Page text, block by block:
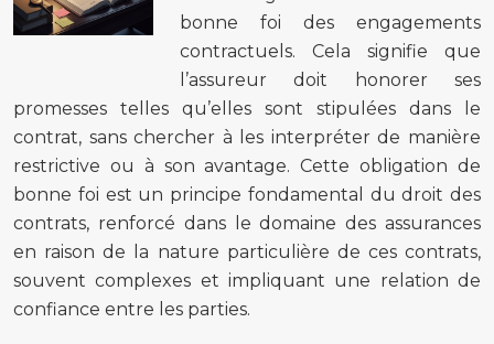
bonne foi des engagements
contractuels. Cela signifie que
l’assureur doit honorer ses
promesses telles qu’elles sont stipulées dans le
contrat, sans chercher à les interpréter de manière
restrictive ou à son avantage. Cette obligation de
bonne foi est un principe fondamental du droit des
contrats, renforcé dans le domaine des assurances
en raison de la nature particulière de ces contrats,
souvent complexes et impliquant une relation de
confiance entre les parties.